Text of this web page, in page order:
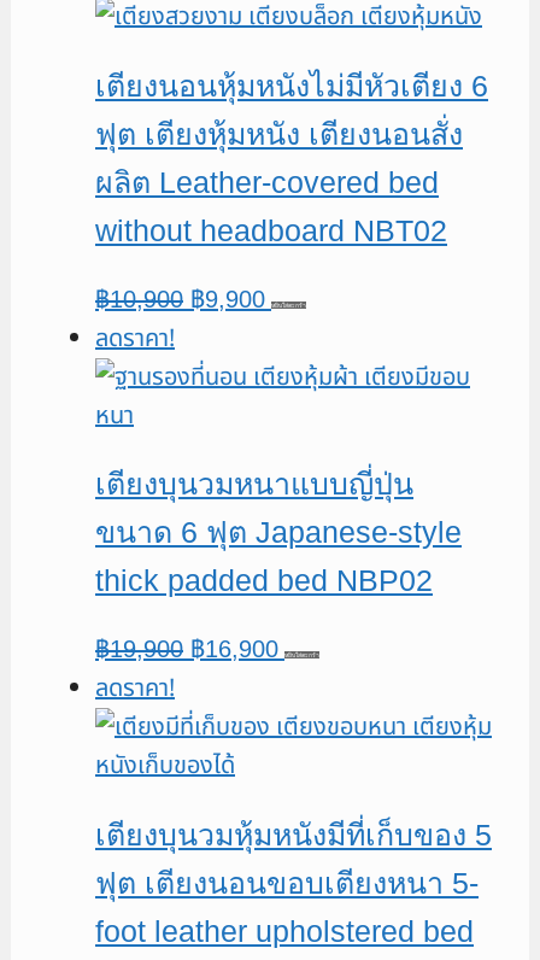
was:
is:
เตียงนอนหุ้มหนังไม่มีหัวเตียง 6
ฟุต เตียงหุ้มหนัง เตียงนอนสั่ง
ผลิต Leather-covered bed
without headboard NBT02
฿10,900 Original
was:
฿9,900Current
is:
หยิบใส่ตะกร้า
ลดราคา!
เตียงบุนวมหนาแบบญี่ปุ่น
ขนาด 6 ฟุต Japanese-style
thick padded bed NBP02
฿19,900 Original
was:
฿19,900.
฿16,900Current
is:
หยิบใส่ตะกร้า
ลดราคา!
เตียงบุนวมหุ้มหนังมีที่เก็บของ 5
ฟุต เตียงนอนขอบเตียงหนา 5-
foot leather upholstered bed